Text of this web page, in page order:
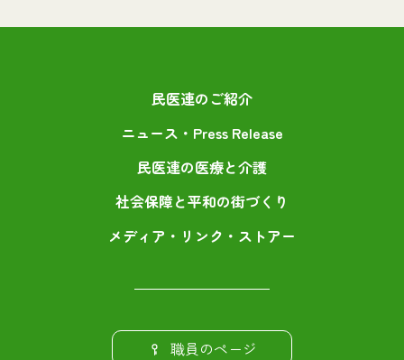
民医連のご紹介
ニュース・Press Release
民医連の医療と介護
社会保障と平和の街づくり
メディア・リンク・ストアー
職員のページ